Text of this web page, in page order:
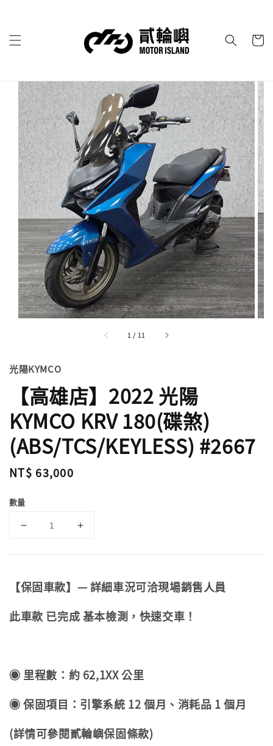
1 / 11
光陽KYMCO
【高雄店】2022 光陽
KYMCO KRV 180(碟煞)
(ABS/TCS/KEYLESS) #2667
Regular
NT$ 63,000
數量
【保固車款】— 詳細車況可洽現場銷售人員
此車款 已完成 基本檢測，快速交車！
◉ 里程數：約 62,1XX 公里
◉ 保固項目：引擎系統 12 個月、消耗品 1 個月
(詳情可參閱貳輪嶼保固條款)